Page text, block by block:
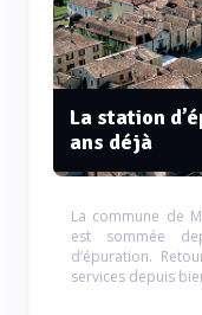
La station
ans déjà
La commune de
est sommée
d’épuration.
services depuis